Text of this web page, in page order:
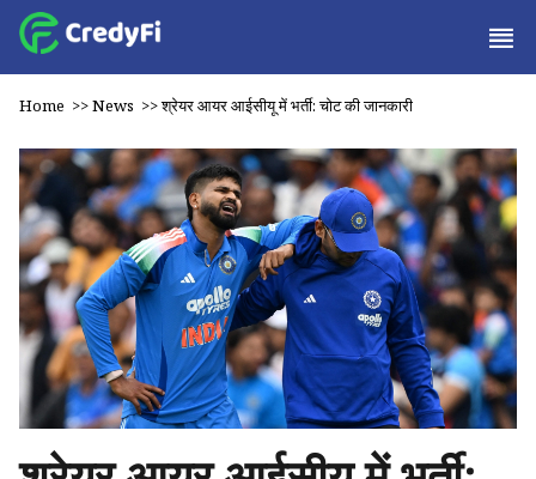
Home >>News >>श्रेयर आयर आईसीयू में भर्ती: चोट की जानकारी